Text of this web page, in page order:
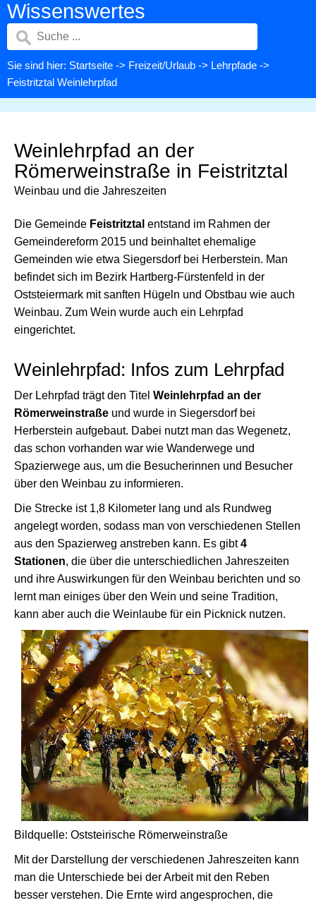
Wissenswertes
Sie sind hier: Startseite -> Freizeit/Urlaub -> Lehrpfade ->
Feistritztal Weinlehrpfad
Weinlehrpfad an der
Römerweinstraße in Feistritztal
Weinbau und die Jahreszeiten
Die Gemeinde Feistritztal entstand im Rahmen der
Gemeindereform 2015 und beinhaltet ehemalige
Gemeinden wie etwa Siegersdorf bei Herberstein. Man
befindet sich im Bezirk Hartberg-Fürstenfeld in der
Oststeiermark mit sanften Hügeln und Obstbau wie auch
Weinbau. Zum Wein wurde auch ein Lehrpfad
eingerichtet.
Weinlehrpfad: Infos zum Lehrpfad
Der Lehrpfad trägt den Titel Weinlehrpfad an der
Römerweinstraße und wurde in Siegersdorf bei
Herberstein aufgebaut. Dabei nutzt man das Wegenetz,
das schon vorhanden war wie Wanderwege und
Spazierwege aus, um die Besucherinnen und Besucher
über den Weinbau zu informieren.
Die Strecke ist 1,8 Kilometer lang und als Rundweg
angelegt worden, sodass man von verschiedenen Stellen
aus den Spazierweg anstreben kann. Es gibt4
Stationen, die über die unterschiedlichen Jahreszeiten
und ihre Auswirkungen für den Weinbau berichten und so
lernt man einiges über den Wein und seine Tradition,
kann aber auch die Weinlaube für ein Picknick nutzen.
Bildquelle: Oststeirische Römerweinstraße
Mit der Darstellung der verschiedenen Jahreszeiten kann
man die Unterschiede bei der Arbeit mit den Reben
besser verstehen. Die Ernte wird angesprochen, die